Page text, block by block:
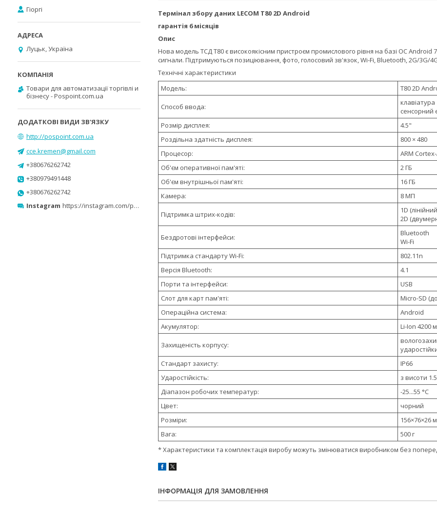
Термінал збору даних LECOM T80 2D Android
гарантія 6 місяців
Опис
Нова модель ТСД T80 є високоякісним пристроєм промислового рівня на базі ОС Android
сигнали. Підтримуються позиціювання, фото, голосовий зв'язок, Wi-Fi, Bluetooth, 2G/3G/4G
Технічні характеристики
Модель:
T80 2D
Способ ввода:
клавіатура
сенсорний
Розмір дисплея:
4.5"
Роздільна здатність дисплея:
800 × 480
Процесор:
ARM
Об'єм оперативної пам'яті:
2 ГБ
Об'єм внутрішньої пам'яті:
16 ГБ
Камера:
8 МП
Підтримка штрих-кодів:
1D
2D
Бездротові інтерфейси:
Bluetooth
Wi-Fi
Підтримка стандарту Wi-Fi:
802.11n
Версія Bluetooth:
4.1
Порти та інтерфейси:
USB
Слот для карт пам'яті:
Micro-SD
Операційна система:
Android
Акумулятор:
Li-Ion 4200
Захищеність корпусу:
Стандарт захисту:
IP66
Ударостійкість:
з висоти
Діапазон робочих температур:
-25...55 °C
Цвет:
чорний
Розміри:
156×76×26
Вага:
500 г
* Характеристики та комплектація виробу можуть змінюватися виробником без
ІНФОРМАЦІЯ ДЛЯ ЗАМОВЛЕННЯ
Гіоргі
Луцьк, Україна
Товари для автоматизації торгівлі и
бізнесу - Pospoint.com.ua
http://pospoint.com.ua
cce.kremen@gmail.com
+380676262742
+380979491448
+380676262742
Instagram https://instagram.com/pospoint_com_ua?r=nametag